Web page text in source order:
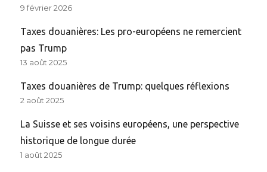
9 février 2026
Taxes douanières: Les pro-européens ne remercient
pas Trump
13 août 2025
Taxes douanières de Trump: quelques réflexions
2 août 2025
La Suisse et ses voisins européens, une perspective
historique de longue durée
1 août 2025